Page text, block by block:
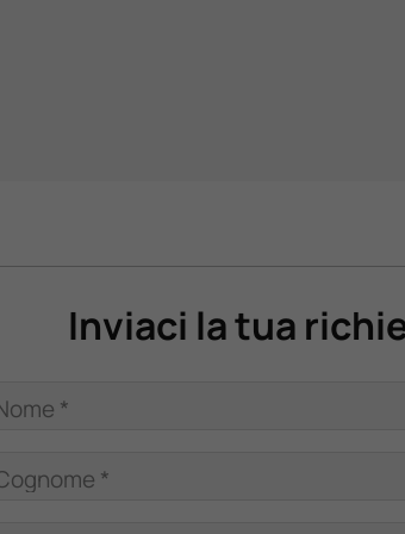
Inviaci la tua
*
*